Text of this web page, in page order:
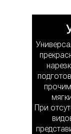
При